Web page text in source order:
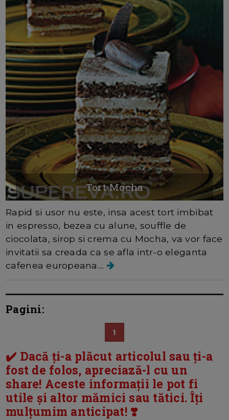
Tort Mocha
Rapid si usor nu este, insa acest tort imbibat
in espresso, bezea cu alune, souffle de
ciocolata, sirop si crema cu Mocha, va vor face
invitatii sa creada ca se afla intr-o eleganta
cafenea europeana....
Pagini:
1
✔️ Dacă ți-a plăcut articolul sau ți-a
fost de folos, apreciază-l cu un
share! Aceste informații le pot fi
utile și altor mămici sau tătici. Îți
mulțumim anticipat! ❣️